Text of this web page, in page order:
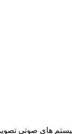
زمینه فروش و نصب